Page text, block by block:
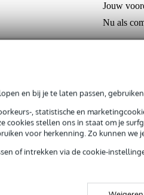
en bij je te laten passen,
, statistische en
cookies stellen ons in staat om je
voor herkenning. Zo kunnen
of intrekken via de cookie-
Jouw
Nu als
3 jaar Bax Music garantie